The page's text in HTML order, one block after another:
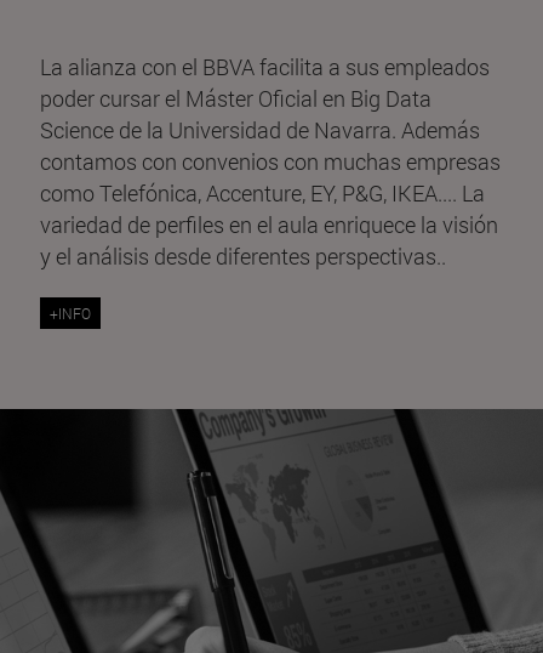
La alianza con el BBVA facilita a sus empleados
poder cursar el Máster Oficial en Big Data
Science de la Universidad de Navarra. Además
contamos con convenios con muchas empresas
como Telefónica, Accenture, EY, P&G, IKEA.... La
variedad de perfiles en el aula enriquece la visión
y el análisis desde diferentes perspectivas..
+INFO